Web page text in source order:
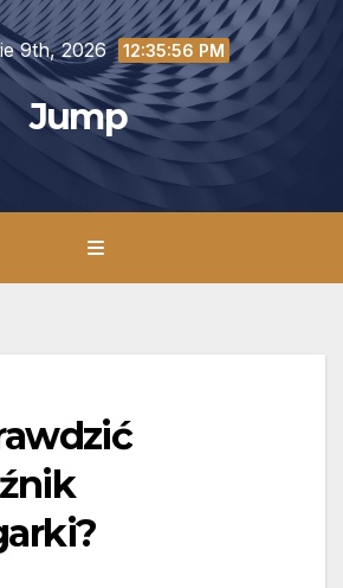
9th, 2026 12:35:58 PM
Jump